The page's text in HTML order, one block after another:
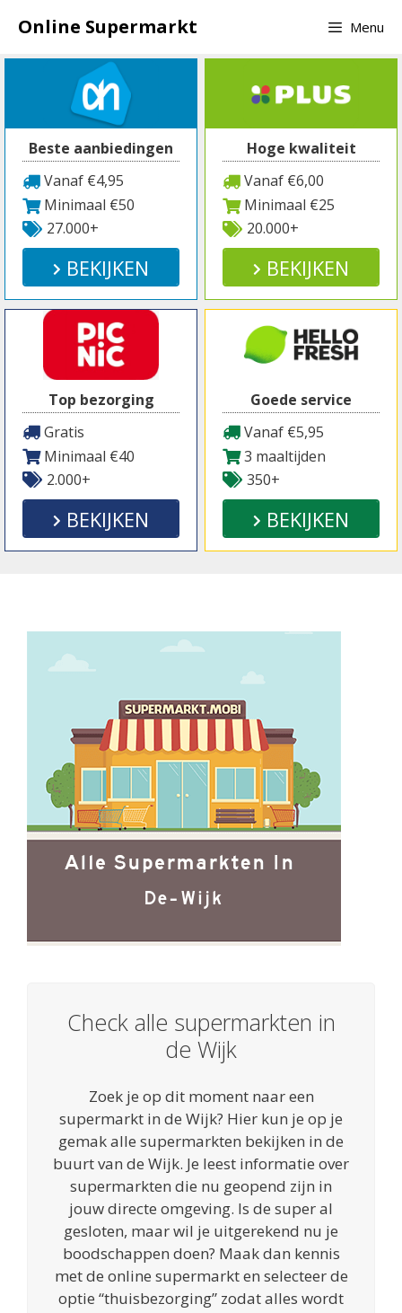
naar
inhoud
Online Supermarkt Menu
Beste aanbiedingen
Vanaf €4,95
Minimaal €50
27.000+
BEKIJKEN
Hoge kwaliteit
Vanaf €6,00
Minimaal €25
20.000+
BEKIJKEN
Top bezorging
Gratis
Minimaal €40
2.000+
BEKIJKEN
Goede service
Vanaf €5,95
3 maaltijden
350+
BEKIJKEN
Check alle supermarkten in
de Wijk
Zoek je op dit moment naar een
supermarkt in de Wijk? Hier kun je op je
gemak alle supermarkten bekijken in de
buurt van de Wijk. Je leest informatie over
supermarkten die nu geopend zijn in
jouw directe omgeving. Is de super al
gesloten, maar wil je uitgerekend nu je
boodschappen doen? Maak dan kennis
met de online supermarkt en selecteer de
optie “thuisbezorging” zodat alles wordt